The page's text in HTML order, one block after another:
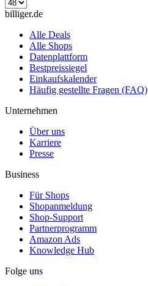
billiger.de
Alle Deals
Alle Shops
Datenplattform
Bestpreissiegel
Einkaufskalender
Häufig gestellte Fragen (FAQ)
Unternehmen
Über uns
Karriere
Presse
Business
Für Shops
Shopanmeldung
Shop-Support
Partnerprogramm
Amazon Ads
Knowledge Hub
Folge uns